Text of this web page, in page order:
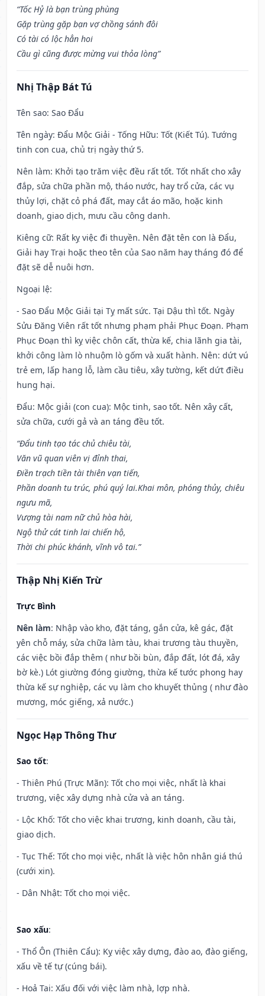
“Tốc Hỷ là bạn trùng phùng
Gặp trùng gặp bạn vợ chồng sánh đôi
Có tài có lộc hẳn hoi
Cầu gì cũng được mừng vui thỏa lòng”
Nhị Thập Bát Tú
Tên sao: Sao Đẩu
Tên ngày: Đẩu Mộc Giải - Tống Hữu: Tốt (Kiết Tú). Tướng
tinh con cua, chủ trị ngày thứ 5.
Nên làm: Khởi tạo trăm việc đều rất tốt. Tốt nhất cho xây
đắp, sửa chữa phần mộ, tháo nước, hay trổ cửa, các vụ
thủy lợi, chặt cỏ phá đất, may cắt áo mão, hoặc kinh
doanh, giao dịch, mưu cầu công danh.
Kiêng cữ: Rất kỵ việc đi thuyền. Nên đặt tên con là Đẩu,
Giải hay Trại hoặc theo tên của Sao năm hay tháng đó để
đặt sẽ dễ nuôi hơn.
Ngoại lệ:
- Sao Đẩu Mộc Giải tại Tỵ mất sức. Tại Dậu thì tốt. Ngày
Sửu Đăng Viên rất tốt nhưng phạm phải Phục Đoạn. Phạm
Phục Đoạn thì kỵ việc chôn cất, thừa kế, chia lãnh gia tài,
khởi công làm lò nhuộm lò gốm và xuất hành. Nên: dứt vú
trẻ em, lấp hang lỗ, làm cầu tiêu, xây tường, kết dứt điều
hung hại.
Đẩu: Mộc giải (con cua): Mộc tinh, sao tốt. Nên xây cất,
sửa chữa, cưới gả và an táng đều tốt.
“Đẩu tinh tạo tác chủ chiêu tài,
Văn vũ quan viên vị đỉnh thai,
Điền trạch tiền tài thiên vạn tiến,
Phần doanh tu trúc, phú quý lai.Khai môn, phóng thủy, chiêu
ngưu mã,
Vượng tài nam nữ chủ hòa hài,
Ngộ thử cát tinh lai chiến hộ,
Thời chi phúc khánh, vĩnh vô tai.”
Thập Nhị Kiến Trừ
Trực Bình
Nên làm: Nhập vào kho, đặt táng, gắn cửa, kê gác, đặt
yên chỗ máy, sửa chữa làm tàu, khai trương tàu thuyền,
các việc bồi đắp thêm ( như bồi bùn, đắp đất, lót đá, xây
bờ kè.) Lót giường đóng giường, thừa kế tước phong hay
thừa kế sự nghiệp, các vụ làm cho khuyết thủng ( như đào
mương, móc giếng, xả nước.)
Ngọc Hạp Thông Thư
Sao tốt:
- Thiên Phú (Trực Mãn): Tốt cho mọi việc, nhất là khai
trương, việc xây dựng nhà cửa và an táng.
- Lộc Khố: Tốt cho việc khai trương, kinh doanh, cầu tài,
giao dịch.
- Tục Thế: Tốt cho mọi việc, nhất là việc hôn nhân giá thú
(cưới xin).
- Dân Nhật: Tốt cho mọi việc.
Sao xấu:
- Thổ Ôn (Thiên Cẩu): Kỵ việc xây dựng, đào ao, đào giếng,
xấu về tế tự (cúng bái).
- Hoả Tai: Xấu đối với việc làm nhà, lợp nhà.